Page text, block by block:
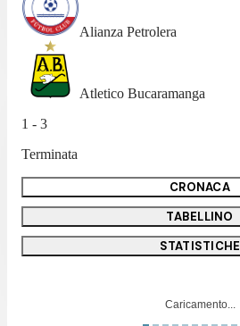
Alianza Petrolera
Atletico Bucaramanga
1 - 3
Terminata
CRONACA
TABELLINO
STATISTICHE
Caricamento...